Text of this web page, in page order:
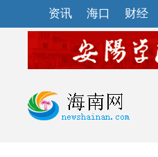
资讯 海口 财经